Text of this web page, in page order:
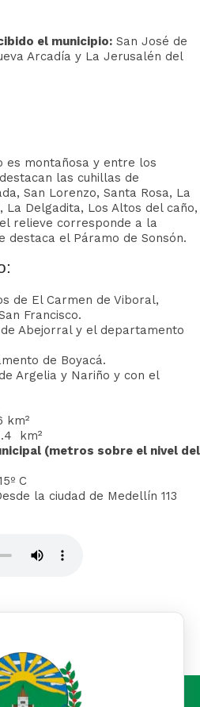
el municipio: San José de
Arcadía y La Jerusalén del
es montañosa y entre los
las cuhillas de
San Lorenzo, Santa Rosa, La
La Delgadita, Los Altos del caño,
relieve corresponde a la
destaca el Páramo de Sonsón.
de El Carmen de Viboral,
Francisco.
de Abejorral y el departamento
de Boyacá.
Argelia y Nariño y con el
km²
km²​
(metros sobre el nivel del
C
la ciudad de Medellín 113